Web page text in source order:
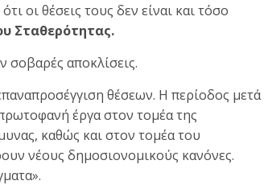
οι θέσεις τους δεν είναι και τόσο
Σταθερότητας.
σοβαρές αποκλίσεις.
θέσεων. Η περίοδος μετά
έργα στον τομέα της
καθώς και στον τομέα του
νέους δημοσιονομικούς κανόνες.